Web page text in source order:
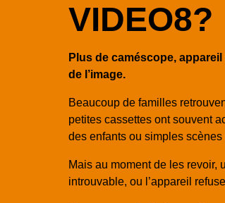
VIDEO8?
Plus de caméscope,
de l’image.
Beaucoup de familles
petites cassettes ont souvent
des enfants ou simples
Mais au moment de les revoir,
introuvable, ou l’appareil